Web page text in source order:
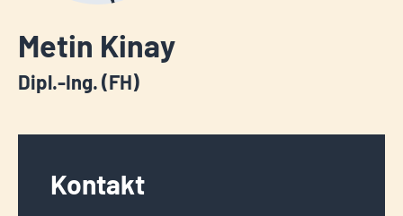
Metin Kinay
Dipl.-Ing. (FH)
Kontakt